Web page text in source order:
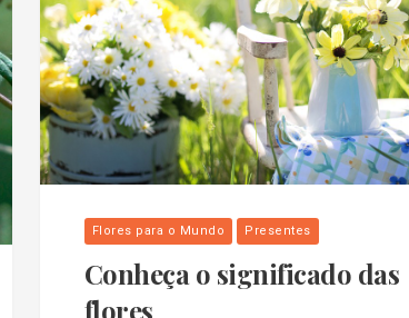
Flores para o Mundo Presentes
Conheça o significado das
flores